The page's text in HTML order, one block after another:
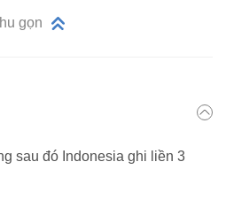
gọn
sau đó Indonesia ghi liền 3